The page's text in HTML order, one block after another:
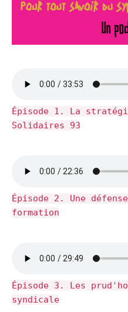
Épisode 1. La
Solidaires 93
Épisode 2. Une
formation
Épisode 3. Les
syndicale